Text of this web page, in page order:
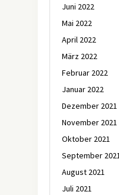
Juni 2022
Mai 2022
April 2022
März 2022
Februar 2022
Januar 2022
Dezember 2021
November 2021
Oktober 2021
September
August 2021
Juli 2021